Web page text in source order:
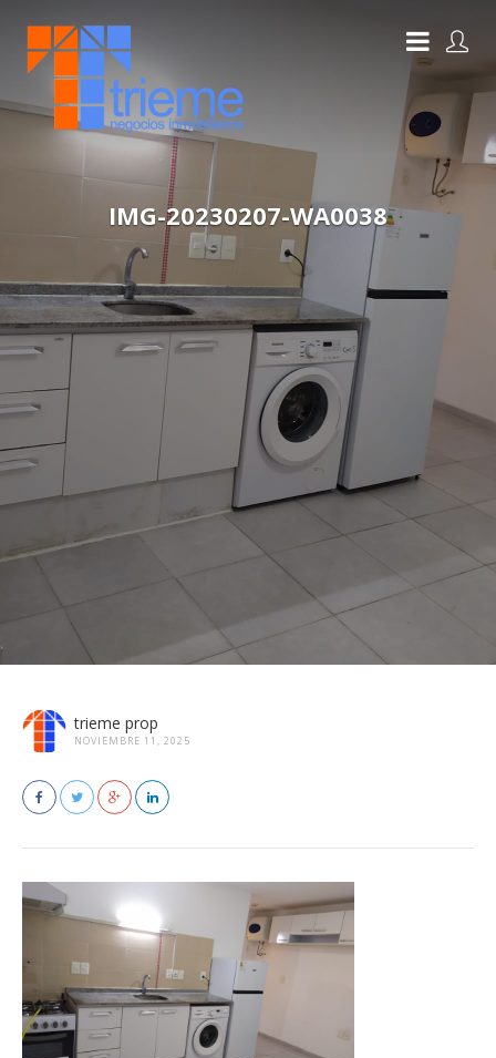
IMG-20230207-WA0038
trieme prop
NOVIEMBRE 11, 2025